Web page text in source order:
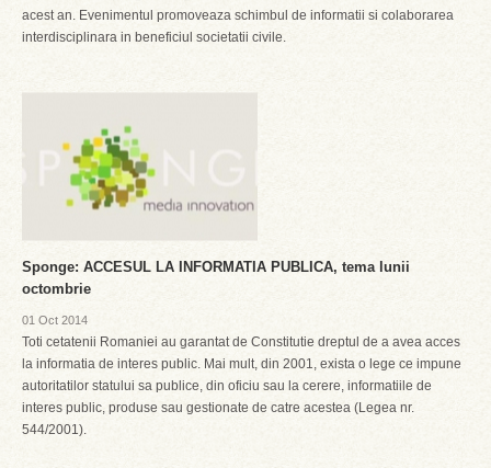
acest an. Evenimentul promoveaza schimbul de informatii si colaborarea
interdisciplinara in beneficiul societatii civile.
Sponge: ACCESUL LA INFORMATIA PUBLICA, tema lunii
octombrie
01 Oct 2014
Toti cetatenii Romaniei au garantat de Constitutie dreptul de a avea acces
la informatia de interes public. Mai mult, din 2001, exista o lege ce impune
autoritatilor statului sa publice, din oficiu sau la cerere, informatiile de
interes public, produse sau gestionate de catre acestea (Legea nr.
544/2001).